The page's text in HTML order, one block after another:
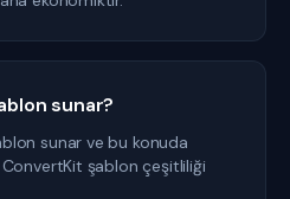
sunar?
sunar ve bu konuda
şablon çeşitliliği